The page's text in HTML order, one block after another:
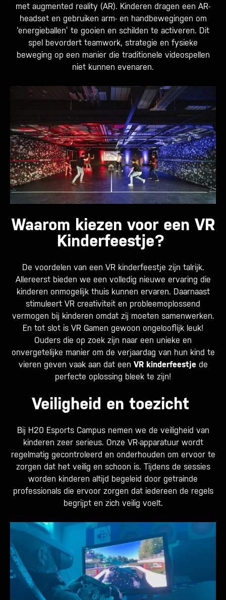
met augmented reality (AR). Kinderen dragen een AR-
headset en gebruiken arm- en handbewegingen om
‘energieballen’ te gooien en schilden te activeren. Dit
spel bevordert teamwork, strategie en fysieke
beweging op een manier die traditionele videospellen
niet kunnen evenaren.
Waarom kiezen voor een VR
Kinderfeestje?
De voordelen van een VR kinderfeestje zijn talrijk.
Allereerst bieden we een volledig nieuwe ervaring die
kinderen onmogelijk thuis kunnen ervaren. Daarnaast
stimuleert VR creativiteit en probleemoplossend
vermogen bij kinderen omdat zij moeten samenwerken.
En tot slot is VR Gamen gewoon ongelooflijk leuk!
Ouders die op zoek zijn naar een unieke en
onvergetelijke manier om de verjaardag van hun kind te
vieren geven vaak aan dat een VR kinderfeestje de
perfecte oplossing bleek te zijn!
Veiligheid en toezicht
Bij H20 Esports Campus nemen we de veiligheid van
kinderen zeer serieus. Onze VR-apparatuur wordt
regelmatig gecontroleerd en onderhouden om ervoor te
zorgen dat het veilig en schoon is. Tijdens de sessies
worden kinderen altijd begeleid door getrainde
professionals die ervoor zorgen dat iedereen de regels
begrijpt en zich veilig voelt.